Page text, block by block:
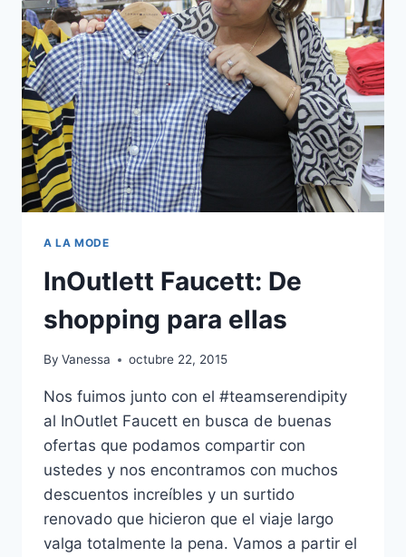
MÁS
DE
30
AÑOS?
A LA MODE
InOutlett Faucett: De
shopping para ellas
By Vanessa octubre 22, 2015
Nos fuimos junto con el #teamserendipity
al InOutlet Faucett en busca de buenas
ofertas que podamos compartir con
ustedes y nos encontramos con muchos
descuentos increíbles y un surtido
renovado que hicieron que el viaje largo
valga totalmente la pena. Vamos a partir el